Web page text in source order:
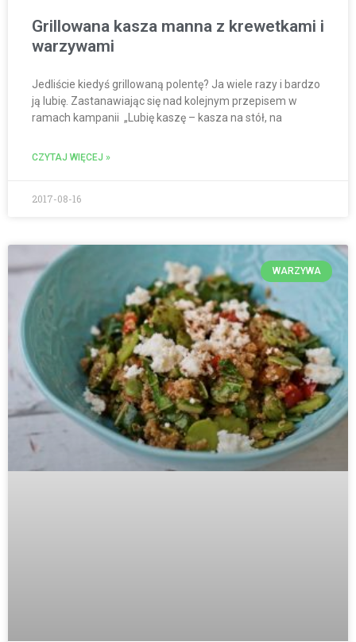
Grillowana kasza manna z krewetkami i
warzywami
Jedliście kiedyś grillowaną polentę? Ja wiele razy i bardzo
ją lubię. Zastanawiając się nad kolejnym przepisem w
ramach kampanii „Lubię kaszę – kasza na stół, na
CZYTAJ WIĘCEJ »
2017-08-16
WARZYWA